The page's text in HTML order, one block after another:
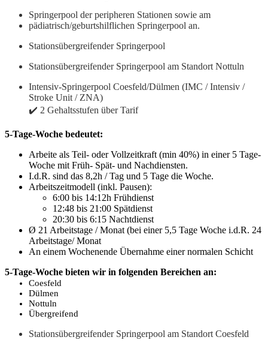
Springerpool der peripheren Stationen sowie am
pädiatrisch/geburtshilflichen Springerpool an.
Stationsübergreifender Springerpool
Stationsübergreifender Springerpool am Standort Nottuln
Intensiv-Springerpool Coesfeld/Dülmen (IMC / Intensiv /
Stroke Unit / ZNA)
✔️ 2 Gehaltsstufen über Tarif
5-Tage-Woche bedeutet:
Arbeite als Teil- oder Vollzeitkraft (min 40%) in einer 5 Tage-
Woche mit Früh- Spät- und Nachdiensten.
I.d.R. sind das 8,2h / Tag und 5 Tage die Woche.
Arbeitszeitmodell (inkl. Pausen):
6:00 bis 14:12h Frühdienst
12:48 bis 21:00 Spätdienst
20:30 bis 6:15 Nachtdienst
Ø 21 Arbeitstage / Monat (bei einer 5,5 Tage Woche i.d.R. 24
Arbeitstage/ Monat
An einem Wochenende Übernahme einer normalen Schicht
5-Tage-Woche bieten wir in folgenden Bereichen an:
Coesfeld
Dülmen
Nottuln
Übergreifend
Stationsübergreifender Springerpool am Standort Coesfeld